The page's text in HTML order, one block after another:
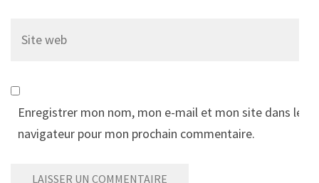
web
Enregistrer mon nom, mon e-mail et mon site dans le
navigateur pour mon prochain commentaire.